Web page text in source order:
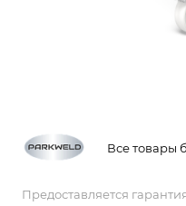
Все товары
Предоставляется